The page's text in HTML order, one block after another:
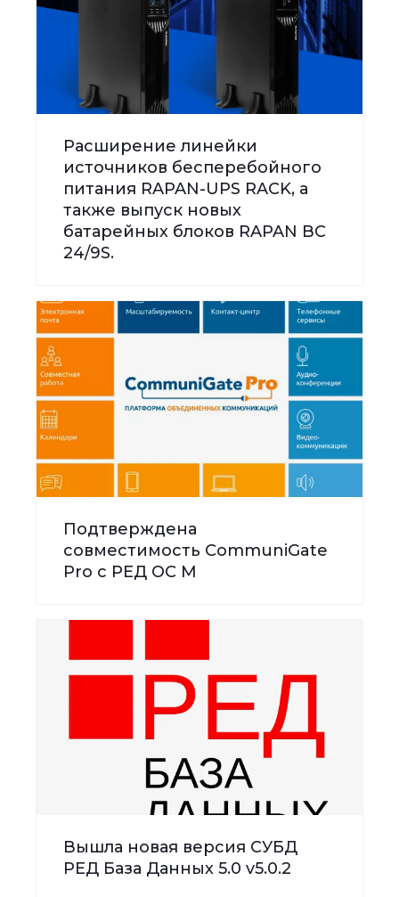
Расширение линейки
источников бесперебойного
питания RAPAN-UPS RACK, а
также выпуск новых
батарейных блоков RAPAN BC
24/9S.
Подтверждена
совместимость CommuniGate
Pro с РЕД ОС М
Вышла новая версия СУБД
РЕД База Данных 5.0 v5.0.2